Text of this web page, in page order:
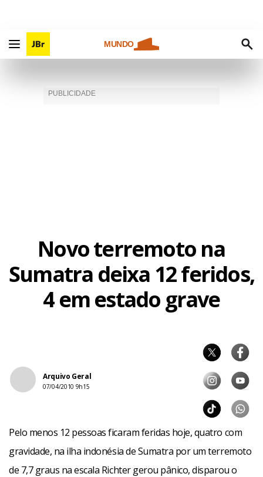
MUNDO
Novo terremoto na
Sumatra deixa 12 feridos,
4 em estado grave
Arquivo Geral
07/04/2010 9h15
Pelo menos 12 pessoas ficaram feridas hoje, quatro com
gravidade, na ilha indonésia de Sumatra por um terremoto
de 7,7 graus na escala Richter gerou pânico, disparou o